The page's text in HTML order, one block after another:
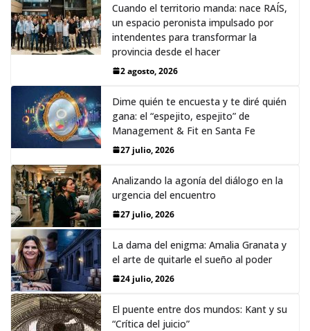
Cuando el territorio manda: nace RAÍS,
un espacio peronista impulsado por
intendentes para transformar la
provincia desde el hacer
2 agosto, 2026
Dime quién te encuesta y te diré quién
gana: el “espejito, espejito” de
Management & Fit en Santa Fe
27 julio, 2026
Analizando la agonía del diálogo en la
urgencia del encuentro
27 julio, 2026
La dama del enigma: Amalia Granata y
el arte de quitarle el sueño al poder
24 julio, 2026
El puente entre dos mundos: Kant y su
“Crítica del juicio”